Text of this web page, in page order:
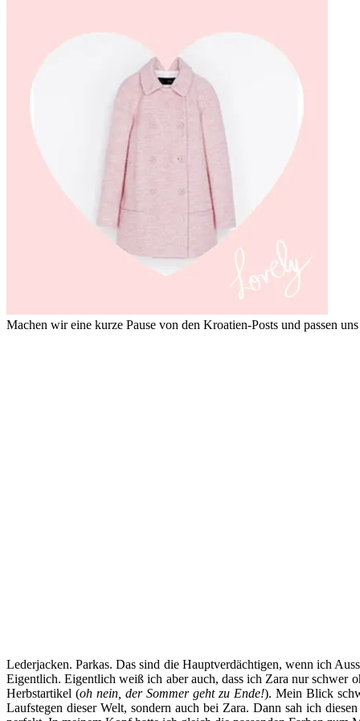
Machen wir eine kurze Pause von den Kroatien-Posts und passen
Lederjacken. Parkas. Das sind die Hauptverdächtigen, wenn ich
Eigentlich. Eigentlich weiß ich aber auch, dass ich Zara nur schwer
Herbstartikel (oh nein, der Sommer geht zu Ende!). Mein Blick
Laufstegen dieser Welt, sondern auch bei Zara. Dann sah ich